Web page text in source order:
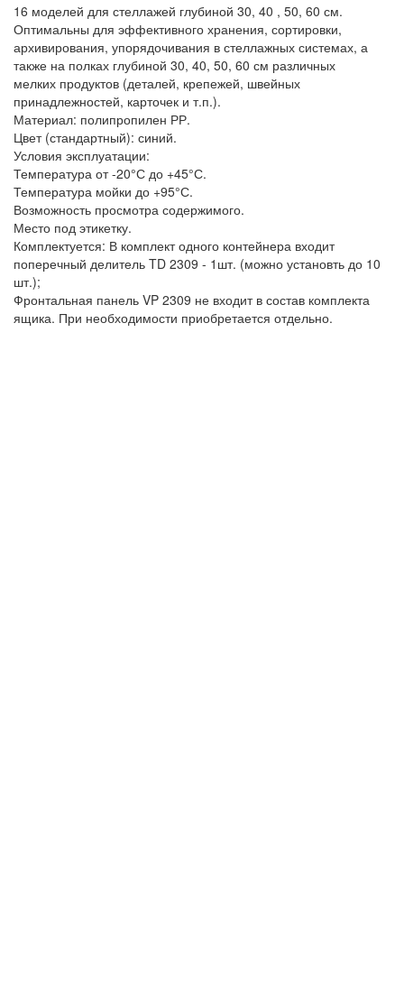
16 моделей для стеллажей глубиной 30, 40 , 50, 60 см.
Оптимальны для эффективного хранения, сортировки,
архивирования, упорядочивания в стеллажных системах, а
также на полках глубиной 30, 40, 50, 60 см различных
мелких продуктов (деталей, крепежей, швейных
принадлежностей, карточек и т.п.).
Материал: полипропилен РР.
Цвет (стандартный): синий.
Условия эксплуатации:
Температура от -20°С до +45°С.
Температура мойки до +95°С.
Возможность просмотра содержимого.
Место под этикетку.
Комплектуется: В комплект одного контейнера входит
поперечный делитель TD 2309 - 1шт. (можно установть до 10
шт.);
Фронтальная панель VP 2309 не входит в состав комплекта
ящика. При необходимости приобретается отдельно.